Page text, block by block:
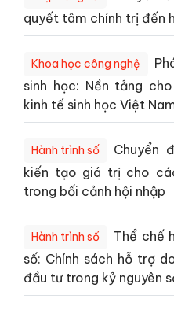
quyết tâm chính trị đến
Khoa học công nghệ
sinh học: Nền tảng
kinh tế sinh học Việt
Hành trình số
Chuyển
kiến tạo giá trị cho
trong bối cảnh hội nhập
Hành trình số
Thể chế
số: Chính sách hỗ trợ
đầu tư trong kỷ nguyên